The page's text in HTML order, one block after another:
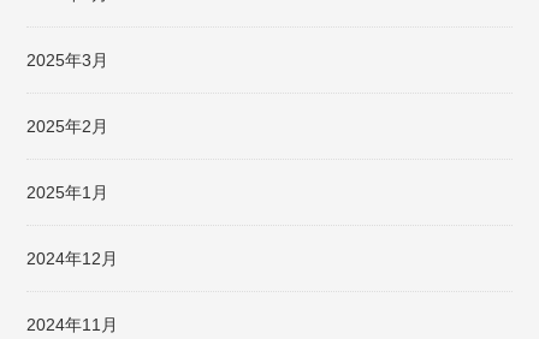
2025年3月
2025年2月
2025年1月
2024年12月
2024年11月